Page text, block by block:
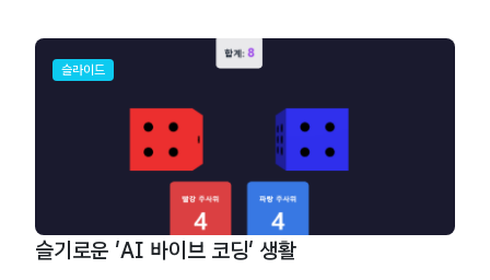
슬라이드
슬기로운 'AI 바이브 코딩' 생활